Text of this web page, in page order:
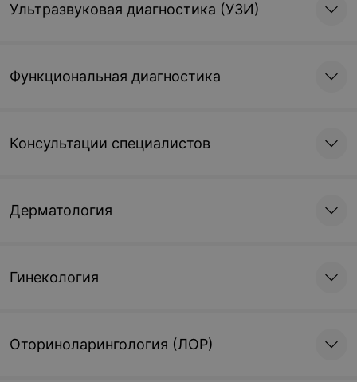
Ультразвуковая диагностика (УЗИ)
Функциональная диагностика
Консультации специалистов
Дерматология
Гинекология
Оториноларингология (ЛОР)